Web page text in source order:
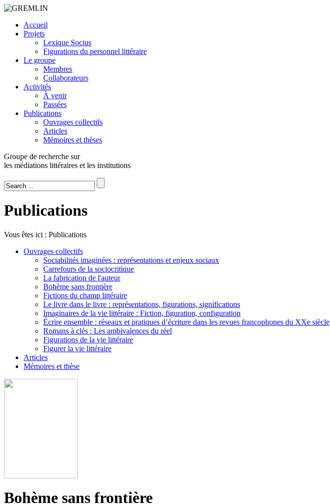
Accueil
Projets
Lexique Socius
Figurations du personnel littéraire
Le groupe
Membres
Collaborateurs
Activités
À venir
Passées
Publications
Ouvrages collectifs
Articles
Mémoires et thèses
Groupe de recherche sur
les médiations littéraires et les institutions
Publications
Vous êtes ici : Publications
Ouvrages collectifs
Sociabilités imaginées : représentations et enjeux sociaux
Carrefours de la sociocritique
La fabrication de l'auteur
Bohème sans frontière
Fictions du champ littéraire
Le livre dans le livre : représentations, figurations, significations
Imaginaires de la vie littéraire : Fiction, figuration, configuration
Écrire ensemble : réseaux et pratiques d’écriture dans les revues francophones du XXe siècle
Romans à clés : Les ambivalences du réel
Figurations de la vie littéraire
Figurer la vie littéraire
Articles
Mémoires et thèse
Bohème sans frontière